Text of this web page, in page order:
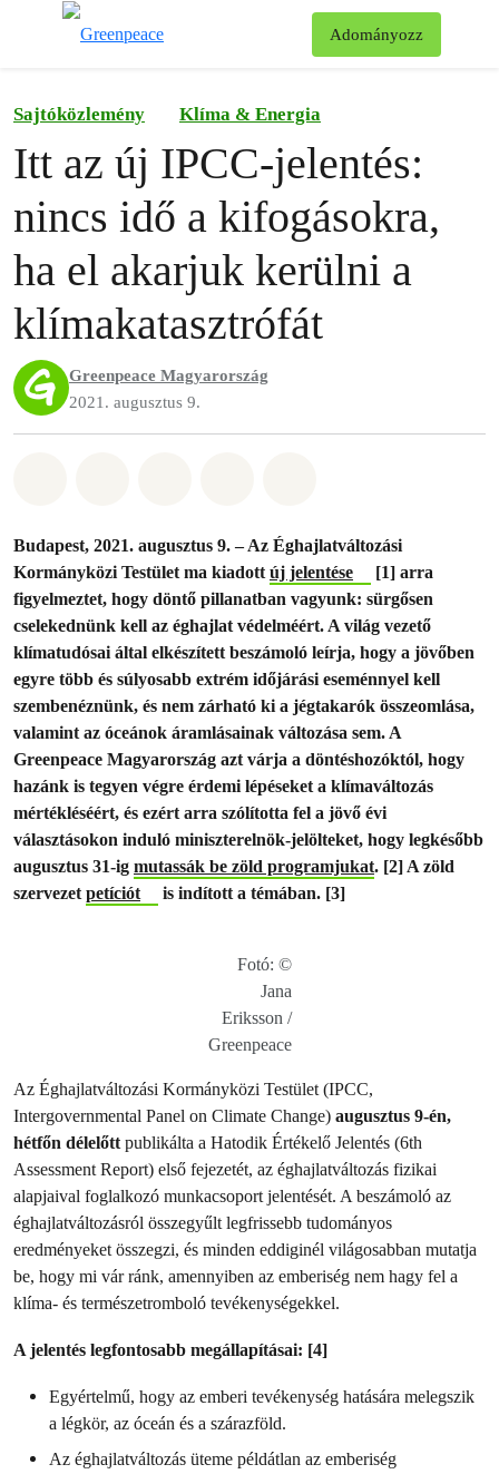
Adományozz
Sajtóközlemény Klíma & Energia
Itt az új IPCC-jelentés:
nincs idő a kifogásokra,
ha el akarjuk kerülni a
klímakatasztrófát
Greenpeace Magyarország
2021. augusztus 9.
Budapest, 2021. augusztus 9. – Az Éghajlatváltozási
Kormányközi Testület ma kiadottúj jelentése
[1] arra
figyelmeztet, hogy döntő pillanatban vagyunk: sürgősen
cselekednünk kell az éghajlat védelméért. A világ vezető
klímatudósai által elkészített beszámoló leírja, hogy a jövőben
egyre több és súlyosabb extrém időjárási eseménnyel kell
szembenéznünk, és nem zárható ki a jégtakarók összeomlása,
valamint az óceánok áramlásainak változása sem. A
Greenpeace Magyarország azt várja a döntéshozóktól, hogy
hazánk is tegyen végre érdemi lépéseket a klímaváltozás
mértékléséért, és ezért arra szólította fel a jövő évi
választásokon induló miniszterelnök-jelölteket, hogy legkésőbb
augusztus 31-ig mutassák be zöld programjukat. [2] A zöld
szervezetpetíciót is indított a témában. [3]
Fotó: ©
Jana
Eriksson /
Greenpeace
Az Éghajlatváltozási Kormányközi Testület (IPCC,
Intergovernmental Panel on Climate Change) augusztus 9-én,
hétfőn délelőttpublikálta a Hatodik Értékelő Jelentés (6th
Assessment Report) első fejezetét, az éghajlatváltozás fizikai
alapjaival foglalkozó munkacsoport jelentését. A beszámoló az
éghajlatváltozásról összegyűlt legfrissebb tudományos
eredményeket összegzi, és minden eddiginél világosabban mutatja
be, hogy mi vár ránk, amennyiben az emberiség nem hagy fel a
klíma- és természetromboló tevékenységekkel.
A jelentés legfontosabb megállapításai: [4]
Egyértelmű, hogy az emberi tevékenység hatására melegszik
a légkör, az óceán és a szárazföld.
Az éghajlatváltozás üteme példátlan az emberiség